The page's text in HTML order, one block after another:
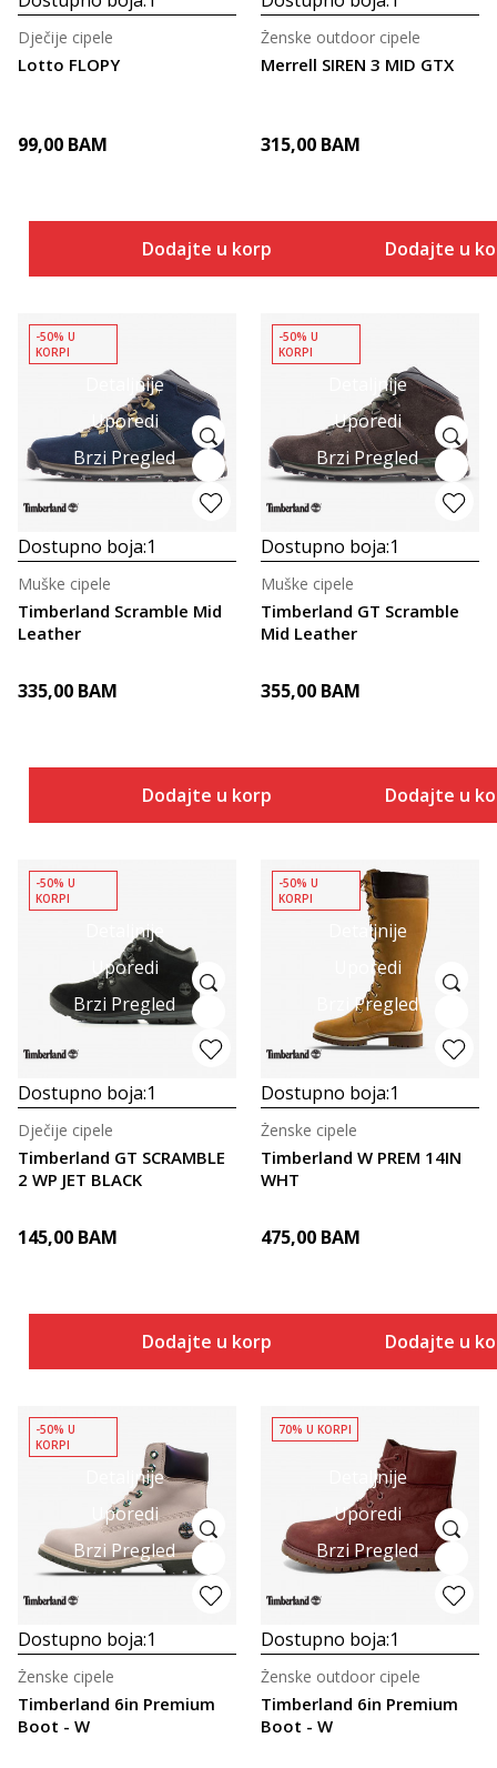
Lotto FLOPY
Dječije cipele
99,00 BAM
Dodajte u korpu
Merrell SIREN 3 MID GTX
Ženske outdoor cipele
315,00 BAM
Dodajte u
Detaljnije
Uporedi
Brzi Pregled
-50% U
KORPI
Dostupno boja:1
Timberland Scramble Mid
Leather
Muške cipele
335,00 BAM
Dodajte u korpu
Detaljnije
Uporedi
Brzi Pregled
-50% U
KORPI
Dostupno boja:1
Timberland GT Scramble
Mid Leather
Muške cipele
355,00 BAM
Dodajte u
Detaljnije
Uporedi
Brzi Pregled
-50% U
KORPI
Dostupno boja:1
Timberland GT SCRAMBLE
2 WP JET BLACK
Dječije cipele
145,00 BAM
Dodajte u korpu
Detaljnije
Uporedi
Brzi Pregled
-50% U
KORPI
Dostupno boja:1
Timberland W PREM 14IN
WHT
Ženske cipele
475,00 BAM
Dodajte u
Detaljnije
Uporedi
Brzi Pregled
-50% U
KORPI
Dostupno boja:1
Timberland 6in Premium
Boot - W
Ženske cipele
Detaljnije
Uporedi
Brzi Pregled
70% U KORPI
Dostupno boja:1
Timberland 6in Premium
Boot - W
Ženske outdoor cipele